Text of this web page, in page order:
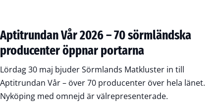
Aptitrundan Vår 2026 – 70 sörmländska
producenter öppnar portarna
Lördag 30 maj bjuder Sörmlands Matkluster in till
Aptitrundan Vår – över 70 producenter över hela länet.
Nyköping med omnejd är välrepresenterade.